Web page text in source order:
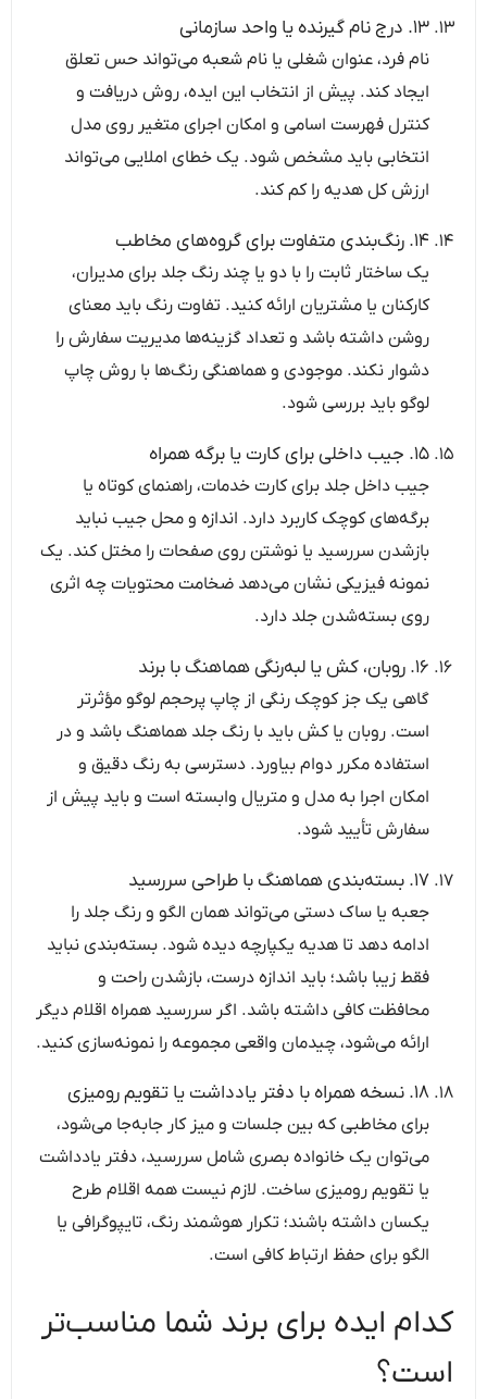
۱۳. درج نام گیرنده یا واحد سازمانی
نام فرد، عنوان شغلی یا نام شعبه می‌تواند حس تعلق
ایجاد کند. پیش از انتخاب این ایده، روش دریافت و
کنترل فهرست اسامی و امکان اجرای متغیر روی مدل
انتخابی باید مشخص شود. یک خطای املایی می‌تواند
ارزش کل هدیه را کم کند.
۱۴. رنگ‌بندی متفاوت برای گروه‌های مخاطب
یک ساختار ثابت را با دو یا چند رنگ جلد برای مدیران،
کارکنان یا مشتریان ارائه کنید. تفاوت رنگ باید معنای
روشن داشته باشد و تعداد گزینه‌ها مدیریت سفارش را
دشوار نکند. موجودی و هماهنگی رنگ‌ها با روش چاپ
لوگو باید بررسی شود.
۱۵. جیب داخلی برای کارت یا برگه همراه
جیب داخل جلد برای کارت خدمات، راهنمای کوتاه یا
برگه‌های کوچک کاربرد دارد. اندازه و محل جیب نباید
بازشدن سررسید یا نوشتن روی صفحات را مختل کند. یک
نمونه فیزیکی نشان می‌دهد ضخامت محتویات چه اثری
روی بسته‌شدن جلد دارد.
۱۶. روبان، کش یا لبه‌رنگی هماهنگ با برند
گاهی یک جز کوچک رنگی از چاپ پرحجم لوگو مؤثرتر
است. روبان یا کش باید با رنگ جلد هماهنگ باشد و در
استفاده مکرر دوام بیاورد. دسترسی به رنگ دقیق و
امکان اجرا به مدل و متریال وابسته است و باید پیش از
سفارش تأیید شود.
۱۷. بسته‌بندی هماهنگ با طراحی سررسید
جعبه یا ساک دستی می‌تواند همان الگو و رنگ جلد را
ادامه دهد تا هدیه یکپارچه دیده شود. بسته‌بندی نباید
فقط زیبا باشد؛ باید اندازه درست، بازشدن راحت و
محافظت کافی داشته باشد. اگر سررسید همراه اقلام دیگر
ارائه می‌شود، چیدمان واقعی مجموعه را نمونه‌سازی کنید.
۱۸. نسخه همراه با دفتر یادداشت یا تقویم رومیزی
برای مخاطبی که بین جلسات و میز کار جابه‌جا می‌شود،
می‌توان یک خانواده بصری شامل سررسید، دفتر یادداشت
یا تقویم رومیزی ساخت. لازم نیست همه اقلام طرح
یکسان داشته باشند؛ تکرار هوشمند رنگ، تایپوگرافی یا
الگو برای حفظ ارتباط کافی است.
کدام ایده برای برند شما مناسب‌تر
است؟